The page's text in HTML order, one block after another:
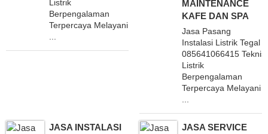
Listrik
Berpengalaman
Terpercaya Melayani
MAINTENANCE
KAFE DAN SPA
Jasa Pasang
Instalasi Listrik Tegal
085641066415 Teknisi
Listrik
Berpengalaman
Terpercaya Melayani
JASA INSTALASI
JASA SERVICE